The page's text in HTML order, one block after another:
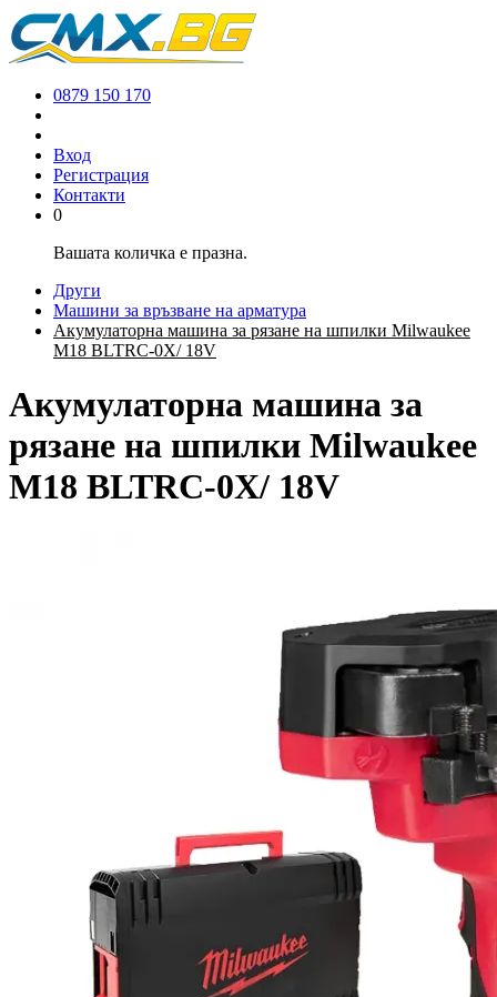
0879 150 170
Вход
Регистрация
Контакти
0
Вашата количка е празна.
Други
Машини за връзване на арматура
Акумулаторна машина за рязане на шпилки Milwaukee
M18 BLTRC-0X/ 18V
Акумулаторна машина за
рязане на шпилки Milwaukee
M18 BLTRC-0X/ 18V